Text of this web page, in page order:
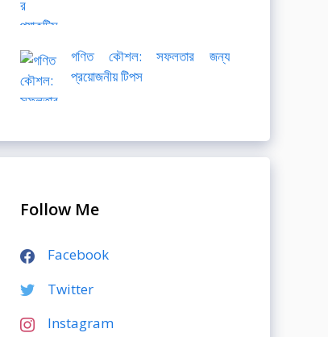
গণিত কৌশল: সফলতার জন্য
প্রয়োজনীয় টিপস
Follow Me
Facebook
Twitter
Instagram